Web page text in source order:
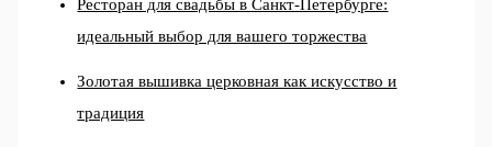
Ресторан для свадьбы в Санкт-Петербурге:
идеальный выбор для вашего торжества
Золотая вышивка церковная как искусство и
традиция